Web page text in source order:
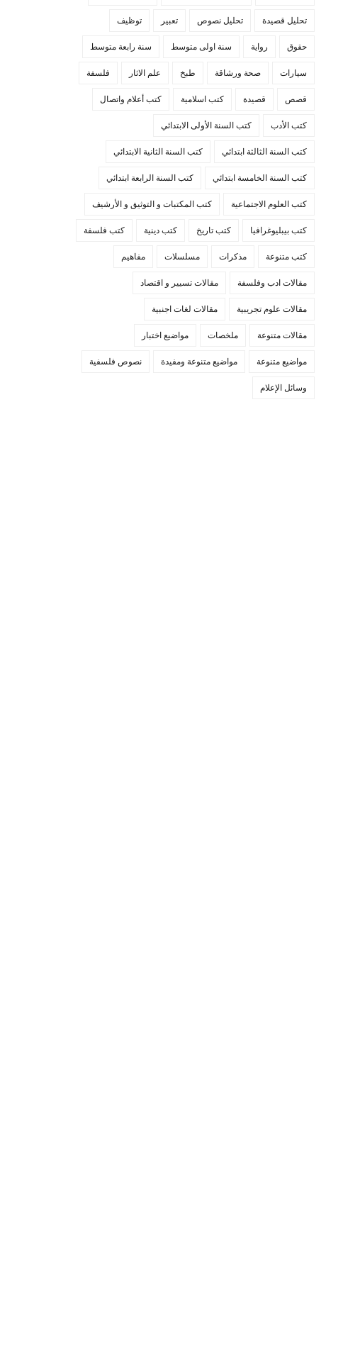
تحليل قصيدة تحليل نصوص تعبير توظيف
حقوق رواية سنة اولى متوسط سنة رابعة متوسط
سيارات صحة ورشاقة طبخ علم الاثار فلسفة
قصص قصيدة كتب اسلامية كتب أعلام واتصال
كتب الأدب كتب السنة الأولى الابتدائي
كتب السنة الثالثة ابتدائي كتب السنة الثانية الابتدائي
كتب السنة الخامسة ابتدائي كتب السنة الرابعة ابتدائي
كتب العلوم الاجتماعية كتب المكتبات و التوثيق و الأرشيف
كتب بيبليوغرافيا كتب تاريخ كتب دينية كتب فلسفة
كتب متنوعة مذكرات مسلسلات مفاهيم
مقالات ادب وفلسفة مقالات تسيير و اقتصاد
مقالات علوم تجريبية مقالات لغات اجنبية
مقالات متنوعة ملخصات مواضيع اختبار
مواضيع متنوعة مواضيع متنوعة ومفيدة نصوص فلسفية
وسائل الإعلام